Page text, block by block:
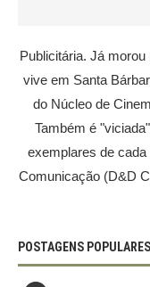
Publicitária. Já
vive em Santa
do Núcleo de
Também é
exemplares de
Comunicação (D&D
POSTAGENS POPULARES